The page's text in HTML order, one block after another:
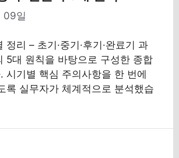
09일
정리 – 초기·중기·후기·완료기 과
5대 원칙을 바탕으로 구성한 종합
시기별 핵심 주의사항을 한 번에
록 실무자가 체계적으로 분석했습